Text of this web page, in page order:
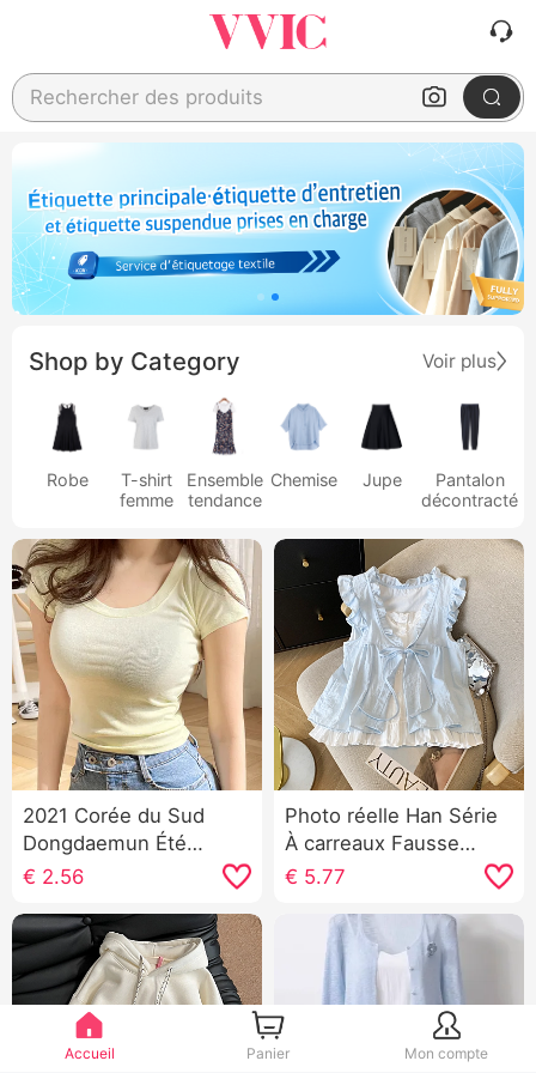
Rechercher des produits
Shop by Category Voir plus
Robe
T-shirt
femme
Ensemble
tendance
Chemise Jupe
Pantalon
décontracté
2021 Corée du Sud
Dongdaemun Été
Nouveau Ajusté
Affichage Figure
Manches courtes
Polyvalent Col rond T-
shirt Femme
€ 2.56
Photo réelle Han Série
À carreaux Fausse
deux-pièces Chemise
Réduction de l'âge
Ample Sans manches
Chemise Poupée
Débardeur Top
€ 5.77
Accueil Panier Mon compte